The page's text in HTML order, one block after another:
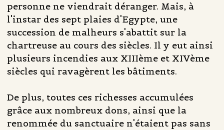
personne ne viendrait déranger. Mais, à
l'instar des sept plaies d'Egypte, une
succession de malheurs s'abattit sur la
chartreuse au cours des siècles. Il y eut ainsi
plusieurs incendies aux XIIIème et XIVème
siècles qui ravagèrent les bâtiments.
De plus, toutes ces richesses accumulées
grâce aux nombreux dons, ainsi que la
renommée du sanctuaire n'étaient pas sans